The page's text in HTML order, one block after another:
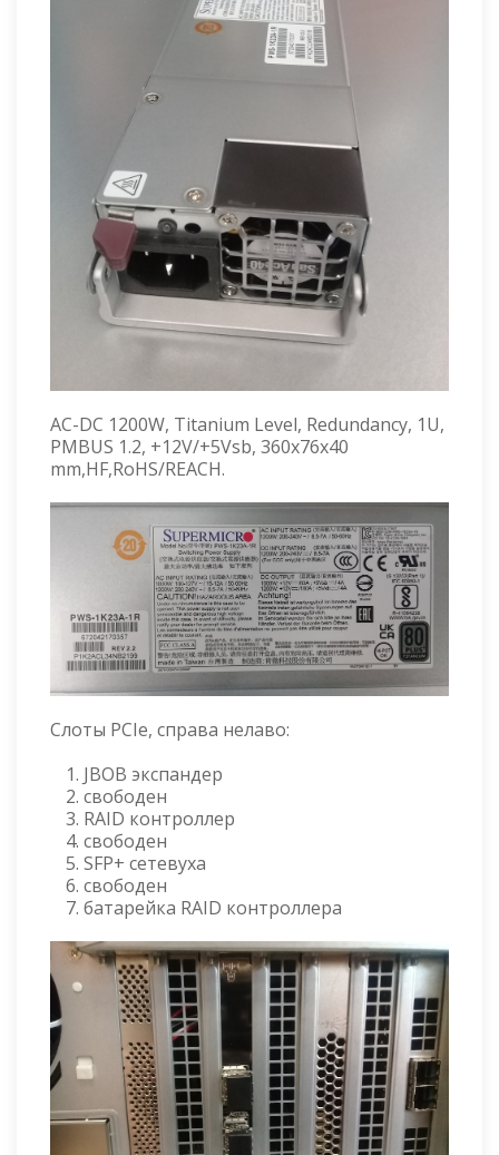
AC-DC 1200W, Titanium Level, Redundancy, 1U,
PMBUS 1.2, +12V/+5Vsb, 360x76x40
mm,HF,RoHS/REACH.
Слоты PCIe, справа нелаво:
JBOB экспандер
свободен
RAID контроллер
свободен
SFP+ сетевуха
свободен
батарейка RAID контроллера